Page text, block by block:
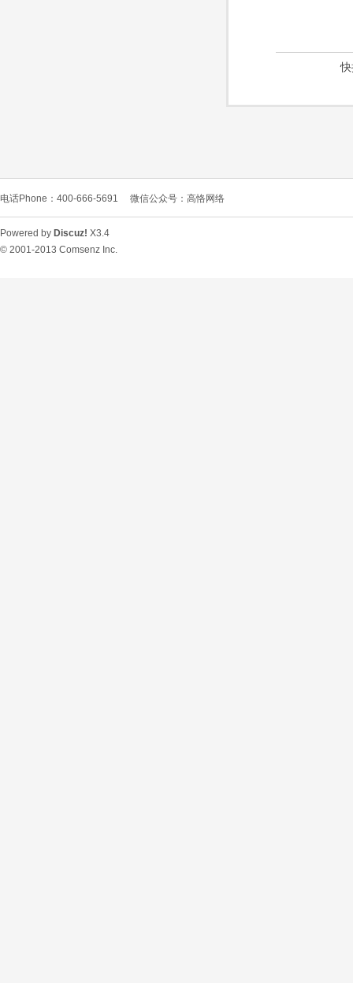
电话Phone：400-666-5691 微信公众号：高恪网络
Powered by Discuz! X3.4
© 2001-2013 Comsenz Inc.